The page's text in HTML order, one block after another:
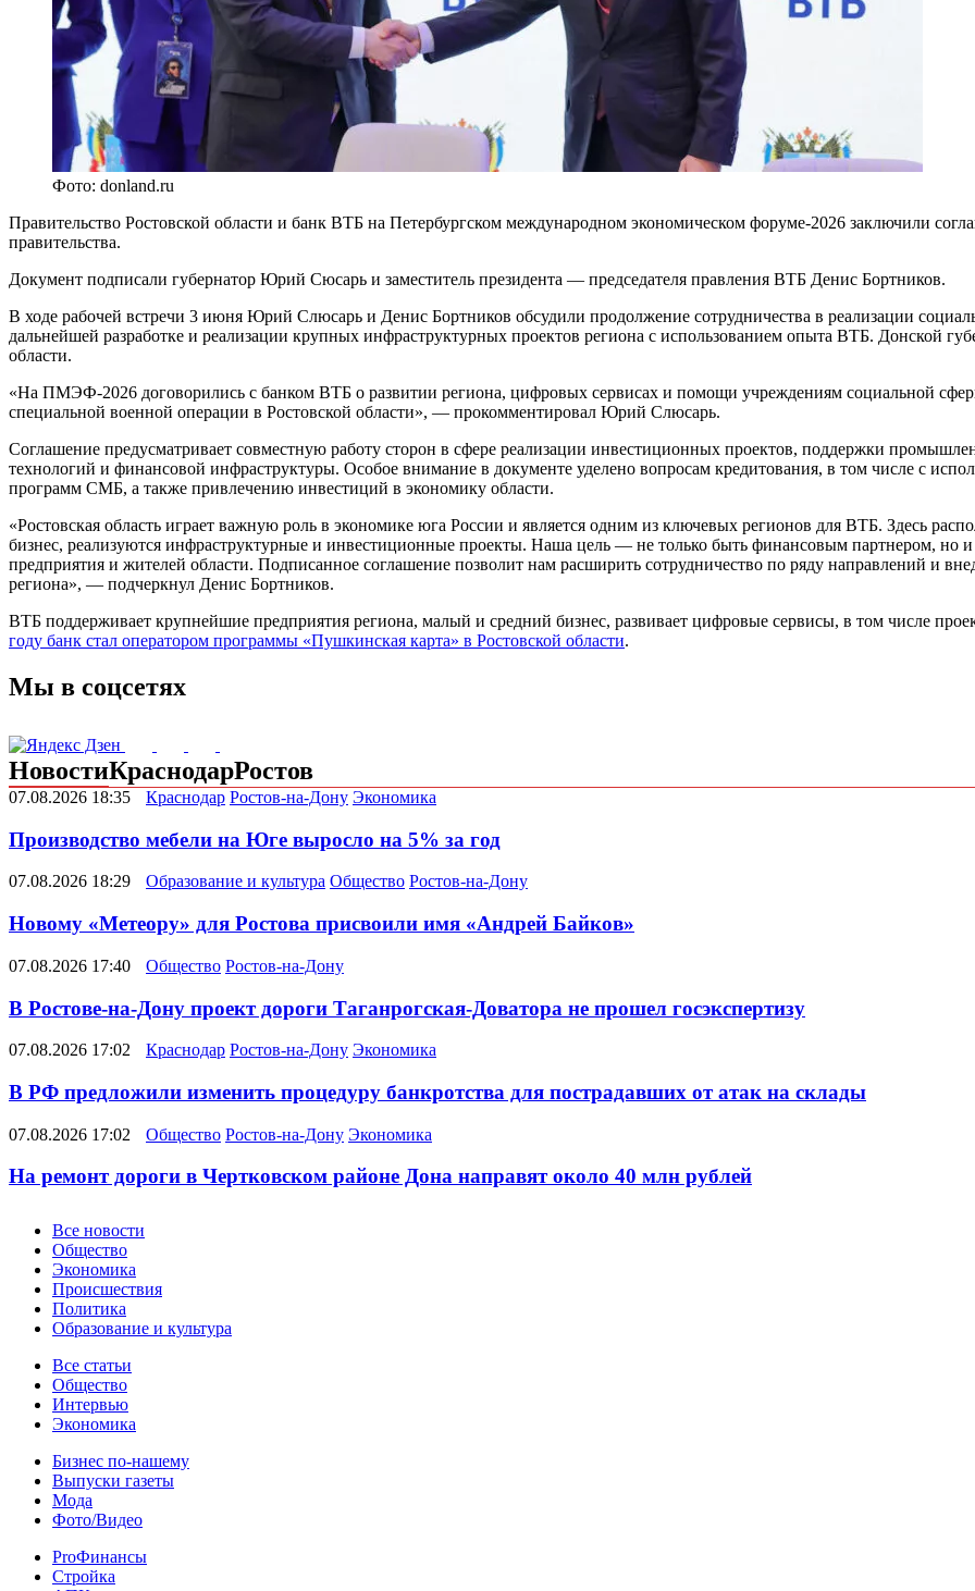
Фото: donland.ru
Правительство Ростовской области и банк ВТБ на Петербургском международном экономическом форуме-2026 заключили
правительства.
Документ подписали губернатор Юрий Сюсарь и заместитель президента — председателя правления ВТБ Денис Бортников.
В ходе рабочей встречи 3 июня Юрий Слюсарь и Денис Бортников обсудили продолжение сотрудничества в реализации
дальнейшей разработке и реализации крупных инфраструктурных проектов региона с использованием опыта ВТБ. Донской
области.
«На ПМЭФ-2026 договорились с банком ВТБ о развитии региона, цифровых сервисах и помощи учреждениям социальной
специальной военной операции в Ростовской области», — прокомментировал Юрий Слюсарь.
Соглашение предусматривает совместную работу сторон в сфере реализации инвестиционных проектов, поддержки
технологий и финансовой инфраструктуры. Особое внимание в документе уделено вопросам кредитования, в том числе с
программ СМБ, а также привлечению инвестиций в экономику области.
«Ростовская область играет важную роль в экономике юга России и является одним из ключевых регионов для ВТБ. Здесь
бизнес, реализуются инфраструктурные и инвестиционные проекты. Наша цель — не только быть финансовым партнером, но и
предприятия и жителей области. Подписанное соглашение позволит нам расширить сотрудничество по ряду направлений и
региона», — подчеркнул Денис Бортников.
ВТБ поддерживает крупнейшие предприятия региона, малый и средний бизнес, развивает цифровые сервисы, в том числе
году банк стал оператором программы «Пушкинская карта» в Ростовской области.
Мы в соцсетях
НовостиКраснодарРостов
07.08.2026 18:35 Краснодар Ростов-на-Дону Экономика
Производство мебели на Юге выросло на 5% за год
07.08.2026 18:29 Образование и культура Общество Ростов-на-Дону
Новому «Метеору» для Ростова присвоили имя «Андрей Байков»
07.08.2026 17:40 Общество Ростов-на-Дону
В Ростове-на-Дону проект дороги Таганрогская-Доватора не прошел госэкспертизу
07.08.2026 17:02 Краснодар Ростов-на-Дону Экономика
В РФ предложили изменить процедуру банкротства для пострадавших от атак на склады
07.08.2026 17:02 Общество Ростов-на-Дону Экономика
На ремонт дороги в Чертковском районе Дона направят около 40 млн рублей
Новости
Все новости
Общество
Экономика
Происшествия
Политика
Образование и культура
Статьи
Все статьи
Общество
Интервью
Экономика
Разное
Бизнес по-нашему
Выпуски газеты
Мода
Фото/Видео
Pro
ProФинансы
Стройка